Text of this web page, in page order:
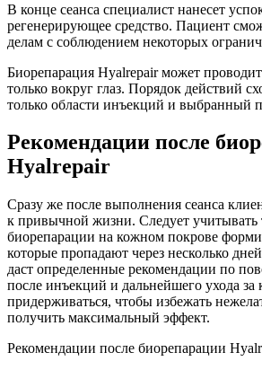
В конце сеанса специалист нанесет
регенерирующее средство. Пациент
делам с соблюдением некоторых
Биорепарация Hyalrepair может
только вокруг глаз. Порядок действий
только области инъекций и выбранный
Рекомендации после
Hyalrepair
Сразу же после выполнения сеанса
к привычной жизни. Следует учитывать
биорепарации на кожном покрове
которые пропадают через несколько
даст определенные рекомендации по
после инъекций и дальнейшего ухода
придерживаться, чтобы избежать
получить максимальный эффект.
Рекомендации после биорепарации